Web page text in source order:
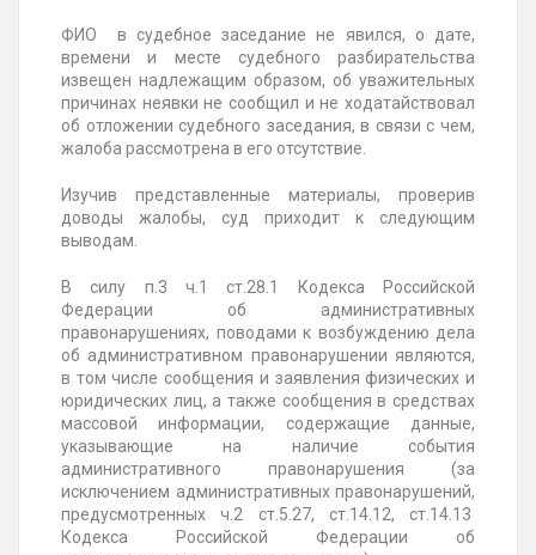
ФИО в судебное заседание не явился, о дате,
времени и месте судебного разбирательства
извещен надлежащим образом, об уважительных
причинах неявки не сообщил и не ходатайствовал
об отложении судебного заседания, в связи с чем,
жалоба рассмотрена в его отсутствие.
Изучив представленные материалы, проверив
доводы жалобы, суд приходит к следующим
выводам.
В силу п.3 ч.1 ст.28.1 Кодекса Российской
Федерации об административных
правонарушениях, поводами к возбуждению дела
об административном правонарушении являются,
в том числе сообщения и заявления физических и
юридических лиц, а также сообщения в средствах
массовой информации, содержащие данные,
указывающие на наличие события
административного правонарушения (за
исключением административных правонарушений,
предусмотренных ч.2 ст.5.27, ст.14.12, ст.14.13
Кодекса Российской Федерации об